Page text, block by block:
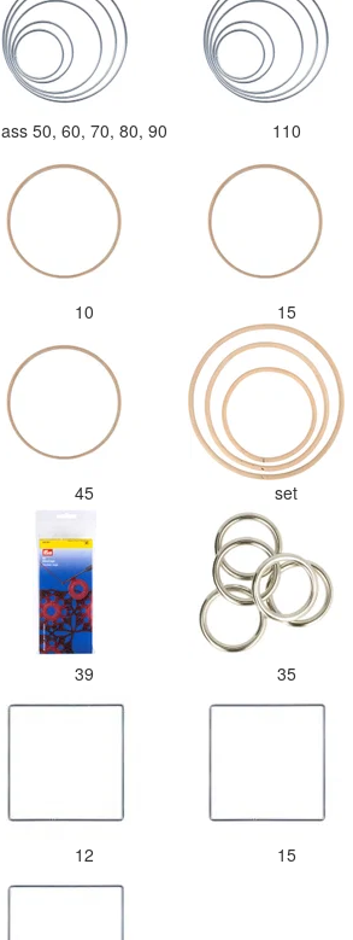
ass 50, 60, 70, 80, 90 110
10 15
45 set
39 35
12 15